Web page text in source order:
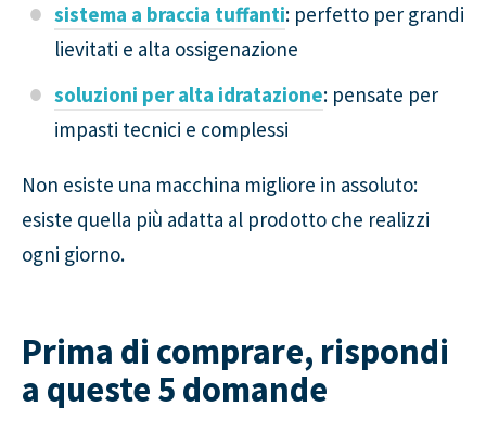
sistema a braccia tuffanti: perfetto per grandi
lievitati e alta ossigenazione
soluzioni per alta idratazione: pensate per
impasti tecnici e complessi
Non esiste una macchina migliore in assoluto:
esiste quella più adatta al prodotto che realizzi
ogni giorno.
Prima di comprare, rispondi
a queste 5 domande